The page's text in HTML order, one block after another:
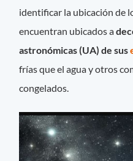
identificar la ubicación de
encuentran ubicados a
astronómicas (UA) de sus
frías que el agua y otros
congelados.